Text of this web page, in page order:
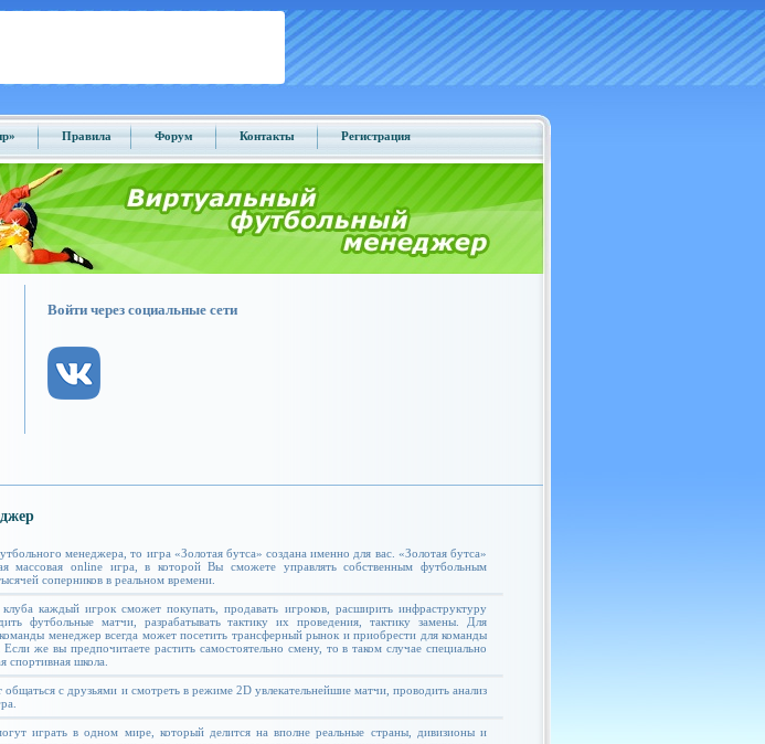
Правила Форум Контакты Регистрация
Войти через социальные сети
менеджера, то игра «Золотая бутса» создана именно для вас. «Золотая бутса»
массовая online игра, в которой Вы сможете управлять собственным футбольным
соперников в реальном времени.
каждый игрок сможет покупать, продавать игроков, расширить инфраструктуру
футбольные матчи, разрабатывать тактику их проведения, тактику замены. Для
менеджер всегда может посетить трансферный рынок и приобрести для команды
же вы предпочитаете растить самостоятельно смену, то в таком случае специально
спортивная школа.
с друзьями и смотреть в режиме 2D увлекательнейшие матчи, проводить анализ
играть в одном мире, который делится на вполне реальные страны, дивизионы и